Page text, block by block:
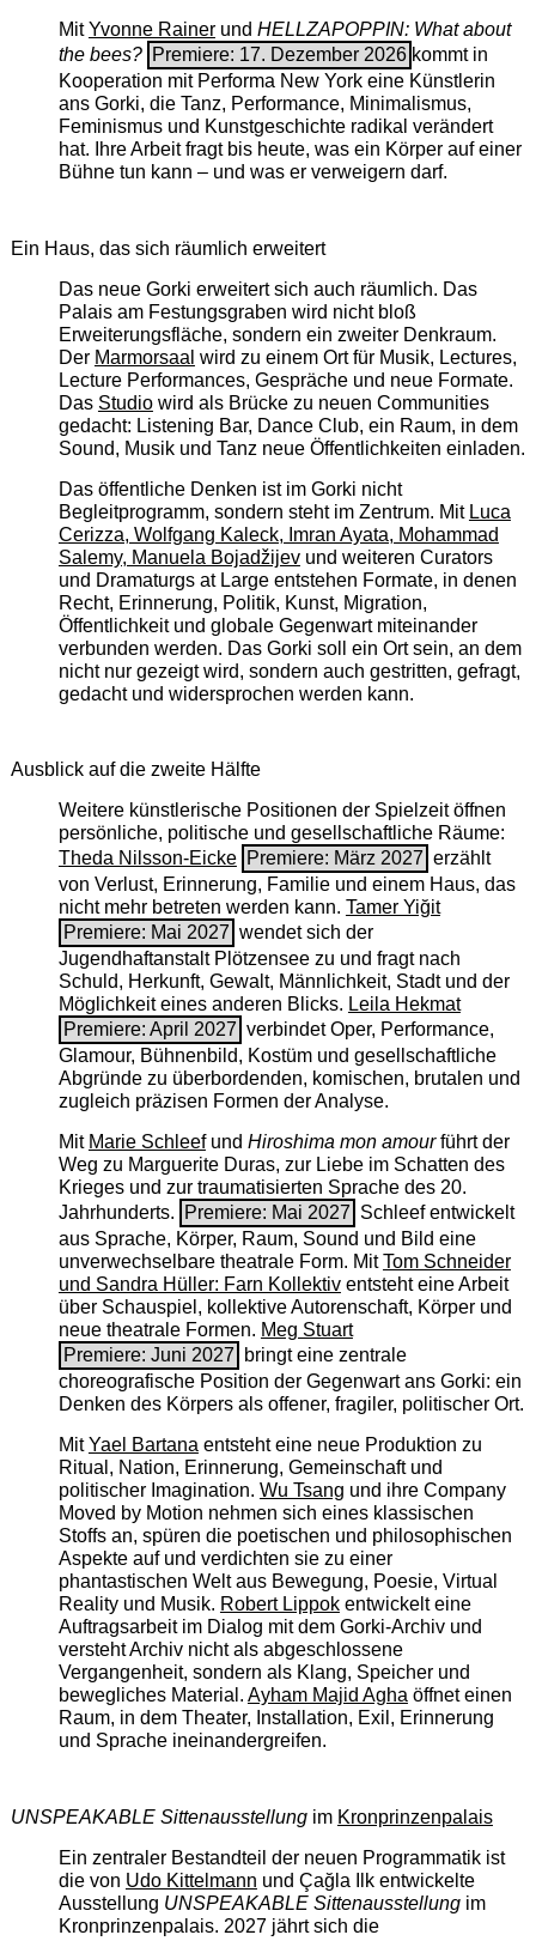
MitYvonne Rainerund HELLZAPOPPIN: What about
the bees? Premiere: 17. Dezember 2026 kommt in
Kooperation mit Performa New York eine Künstlerin
ans Gorki, die Tanz, Performance, Minimalismus,
Feminismus und Kunstgeschichte radikal verändert
hat. Ihre Arbeit fragt bis heute, was ein Körper auf einer
Bühne tun kann – und was er verweigern darf.
Ein Haus, das sich räumlich erweitert
Das neue Gorki erweitert sich auch räumlich. Das
Palais am Festungsgraben wird nicht bloß
Erweiterungsfläche, sondern ein zweiter Denkraum.
Der Marmorsaal wird zu einem Ort für Musik, Lectures,
Lecture Performances, Gespräche und neue Formate.
Das Studiowird als Brücke zu neuen Communities
gedacht: Listening Bar, Dance Club, ein Raum, in dem
Sound, Musik und Tanz neue Öffentlichkeiten einladen.
Das öffentliche Denken ist im Gorki nicht
Begleitprogramm, sondern steht im Zentrum. Mit Luca
Cerizza, Wolfgang Kaleck, Imran Ayata, Mohammad
Salemy, Manuela Bojadžijevund weiteren Curators
und Dramaturgs at Large entstehen Formate, in denen
Recht, Erinnerung, Politik, Kunst, Migration,
Öffentlichkeit und globale Gegenwart miteinander
verbunden werden. Das Gorki soll ein Ort sein, an dem
nicht nur gezeigt wird, sondern auch gestritten, gefragt,
gedacht und widersprochen werden kann.
Ausblick auf die zweite Hälfte
Weitere künstlerische Positionen der Spielzeit öffnen
persönliche, politische und gesellschaftliche Räume:
Theda Nilsson-Eicke Premiere: März 2027 erzählt
von Verlust, Erinnerung, Familie und einem Haus, das
nicht mehr betreten werden kann. Tamer Yiğit
Premiere: Mai 2027 wendet sich der
Jugendhaftanstalt Plötzensee zu und fragt nach
Schuld, Herkunft, Gewalt, Männlichkeit, Stadt und der
Möglichkeit eines anderen Blicks. Leila Hekmat
Premiere: April 2027 verbindet Oper, Performance,
Glamour, Bühnenbild, Kostüm und gesellschaftliche
Abgründe zu überbordenden, komischen, brutalen und
zugleich präzisen Formen der Analyse.
Mit Marie Schleefund Hiroshima mon amourführt der
Weg zu Marguerite Duras, zur Liebe im Schatten des
Krieges und zur traumatisierten Sprache des 20.
Jahrhunderts.
Premiere: Mai 2027 Schleef entwickelt
aus Sprache, Körper, Raum, Sound und Bild eine
unverwechselbare theatrale Form. MitTom Schneider
und Sandra Hüller: Farn Kollektiventsteht eine Arbeit
über Schauspiel, kollektive Autorenschaft, Körper und
neue theatrale Formen. Meg Stuart
Premiere: Juni 2027
bringt eine zentrale
choreografische Position der Gegenwart ans Gorki: ein
Denken des Körpers als offener, fragiler, politischer Ort.
MitYael Bartanaentsteht eine neue Produktion zu
Ritual, Nation, Erinnerung, Gemeinschaft und
politischer Imagination. Wu Tsang und ihre Company
Moved by Motion nehmen sich eines klassischen
Stoffs an, spüren die poetischen und philosophischen
Aspekte auf und verdichten sie zu einer
phantastischen Welt aus Bewegung, Poesie, Virtual
Reality und Musik. Robert Lippokentwickelt eine
Auftragsarbeit im Dialog mit dem Gorki-Archiv und
versteht Archiv nicht als abgeschlossene
Vergangenheit, sondern als Klang, Speicher und
bewegliches Material. Ayham Majid Aghaöffnet einen
Raum, in dem Theater, Installation, Exil, Erinnerung
und Sprache ineinandergreifen.
UNSPEAKABLE Sittenausstellungim Kronprinzenpalais
Ein zentraler Bestandteil der neuen Programmatik ist
die von Udo Kittelmann und Çağla Ilk entwickelte
Ausstellung UNSPEAKABLE Sittenausstellungim
Kronprinzenpalais. 2027 jährt sich die